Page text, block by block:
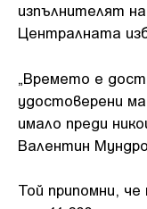
изпълнителят
Централната
„Времето е
удостоверени
имало преди
Валентин
Той припомни,